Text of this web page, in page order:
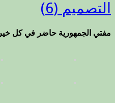
التصميم (6)
مفتي الجمهورية حاضر في كل خير